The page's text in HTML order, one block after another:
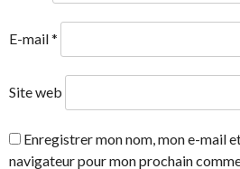
E-mail*
Site web
Enregistrer mon nom, mon e-mail
navigateur pour mon prochain